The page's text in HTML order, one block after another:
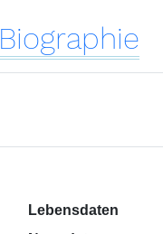
Biographie
Lebensdaten